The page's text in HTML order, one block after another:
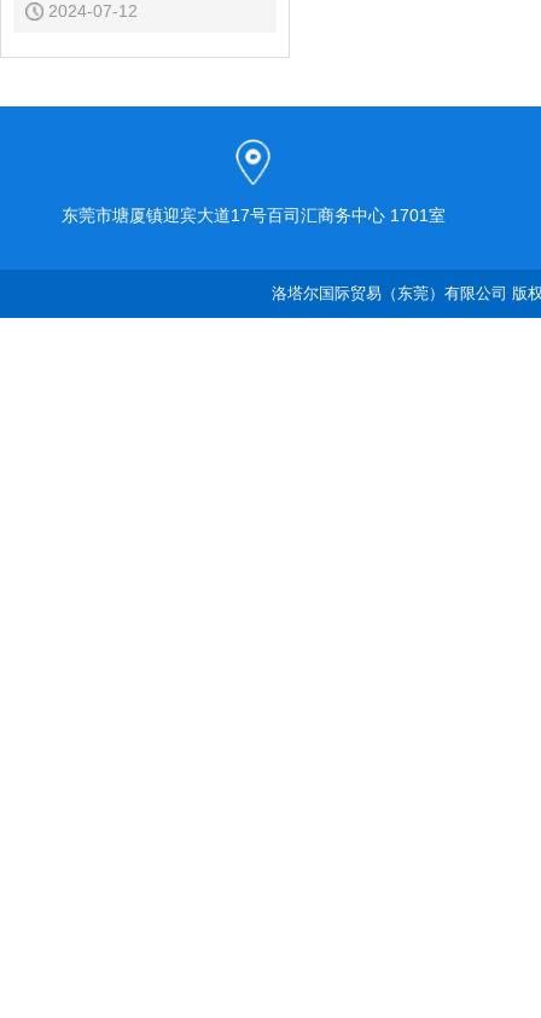
2024-07-12
东莞市塘厦镇迎宾大道17号百司汇商务中心 1701室
洛塔尔国际贸易（东莞）有限公司 版